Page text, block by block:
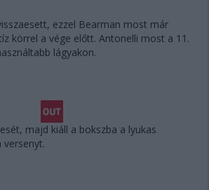
ezzel Bearman most már
körrel a vége előtt. Antonelli most a 11.
lágyakon.
majd kiáll a bokszba a lyukas
versenyt.